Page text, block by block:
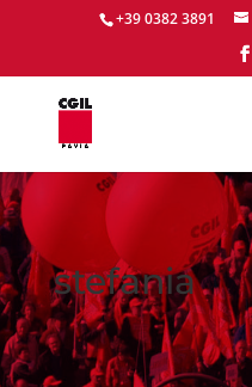
+39 0382 3891
stefania